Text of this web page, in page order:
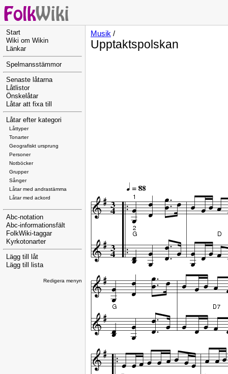
Start
Wiki om Wikin
Länkar
Spelmansstämmor
Senaste låtarna
Låtlistor
Önskelåtar
Låtar att fixa till
Låtar efter kategori
Låttyper
Tonarter
Geografiskt ursprung
Personer
Notböcker
Grupper
Sånger
Låtar med andrastämma
Låtar med ackord
Abc-notation
Abc-informationsfält
FolkWiki-taggar
Kyrkotonarter
Lägg till låt
Lägg till lista
Redigera menyn
Musik /
Upptaktspolskan